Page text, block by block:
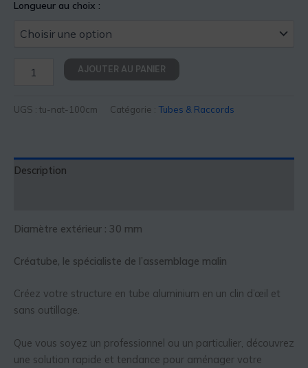
Longueur au choix :
AJOUTER AU PANIER
UGS : tu-nat-100cm Catégorie : Tubes & Raccords
Description
Diamètre extérieur : 30 mm
Créatube, le spécialiste de l’assemblage malin
Créez votre structure en tube aluminium en un clin d’œil et
sans outillage.
Que vous soyez un professionnel ou un particulier, découvrez
une solution rapide et tendance pour aménager votre